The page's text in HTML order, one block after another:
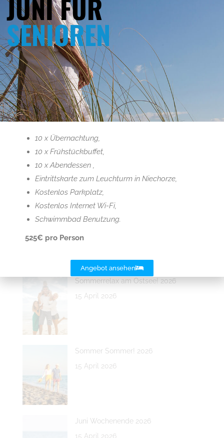
Nadmorska Kolej Wąskotorowa_de
20 April 2021
Park Miniatur Latarni Morskich_de
20 April 2021
Oferty specjalne
Juni für Senioren
15 April 2026
Sommerrelax am Ostsee! 2026
15 April 2026
Sommer Sommer! 2026
15 April 2026
Juni Wochenende 2026
15 April 2026
JUNI FÜR
SENIOREN
10 x Übernachtung,
10 x Frühstückbuffet,
10 x Abendessen ,
Eintrittskarte zum Leuchturm in Niechorze,
Kostenlos Parkplatz,
Kostenlos Internet Wi-Fi,
Schwimmbad Benutzung.
525€ pro Person
Angebot ansehen